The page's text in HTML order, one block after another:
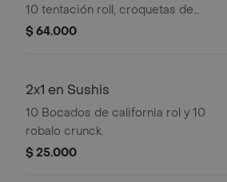
10 tentación roll, croquetas de
cangrejo 5 unidades .
$ 64.000
2x1 en Sushis
10 Bocados de california rol y 10
robalo crunck.
$ 25.000